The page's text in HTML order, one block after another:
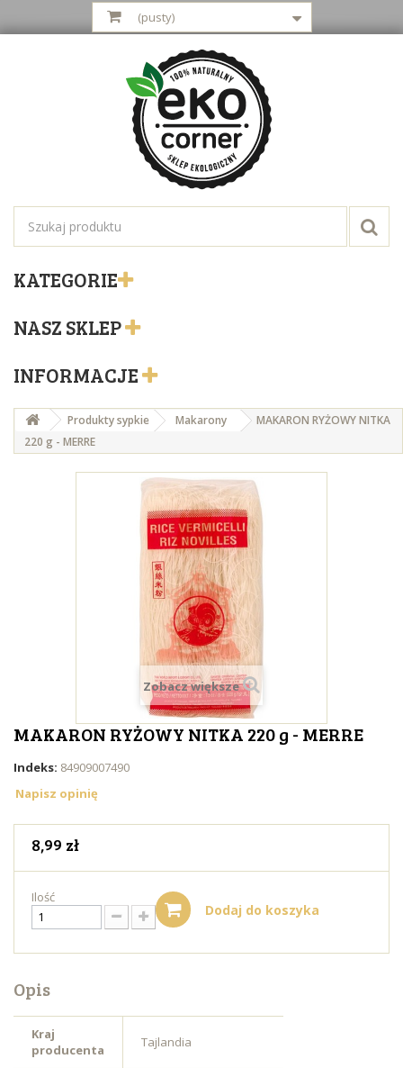
(pusty)
KATEGORIE
NASZ SKLEP
INFORMACJE
Produkty sypkie Makarony
MAKARON RYŻOWY NITKA
220 g - MERRE
Zobacz większe
MAKARON RYŻOWY NITKA 220 g - MERRE
Indeks: 84909007490
Napisz opinię
8,99 zł
Ilość
Dodaj do koszyka
Opis
Kraj
producenta
Tajlandia